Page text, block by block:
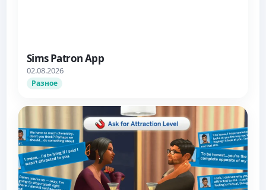
Sims Patron App
02.08.2026
Разное